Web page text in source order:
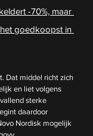
-70%, maar
goedkoopst in
Dat middel richt zich
en liet volgens
sterke
daardoor
Nordisk mogelijk